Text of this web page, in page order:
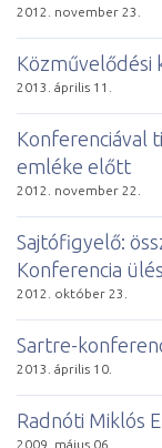
2012. november 23.
Közművelődési
2013. április 11.
Konferenciával
emléke előtt
2012. november 22.
Sajtófigyelő:
Konferencia
2012. október 23.
Sartre-
2013. április 10.
Radnóti Miklós
2009. május 06.